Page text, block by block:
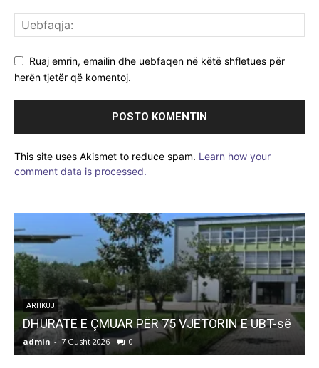
Ruaj emrin, emailin dhe uebfaqen në këtë shfletues për
herën tjetër që komentoj.
This site uses Akismet to reduce spam. Learn how your
comment data is processed.
ARTIKUJ
DHURATË E ÇMUAR PËR 75 VJETORIN E UBT-së
admin - 7 Gusht 2026 0